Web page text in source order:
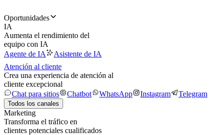
Oportunidades
IA
Aumenta el rendimiento del
equipo con IA
Agente de IA
Asistente de IA
Atención al cliente
Crea una experiencia de atención al
cliente excepcional
Chat para sitios
Chatbot WhatsApp Instagram Telegram
Todos los canales
Marketing
Transforma el tráfico en
clientes potenciales cualificados